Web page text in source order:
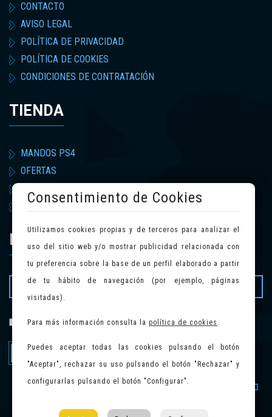
CONTACTO
AVISO LEGAL
POLÍTICA DE PRIVACIDAD
POLÍTICA DE COOKIES
CONDICIONES DE CONTRATACIÓN
TIENDA
MANDOS PS4
OFERTAS
MERCHANDISING
NEWSLETTER
He leído y acepto lapolítica de privacidad.
Enviar
Consentimiento de Cookies
Utilizamos cookies propias y de terceros para analizar el
uso del sitio web y/o mostrar publicidad relacionada con
tu preferencia sobre la base de un perfil elaborado a partir
de tu hábito de navegación (por ejemplo, páginas
visitadas).
Para más información consulta la política de cookies .
Puedes aceptar todas las cookies pulsando el botón
"Aceptar", rechazar su uso pulsando el botón "Rechazar" y
configurarlas pulsando el botón "Configurar".